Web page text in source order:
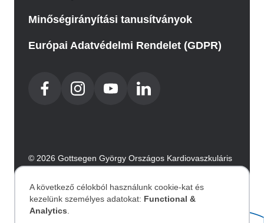
Minőségirányítási tanusítványok
Európai Adatvédelmi Rendelet (GDPR)
© 2026 Gottsegen György Országos Kardiovaszkuláris
Intézet. Minden jog fenntartva.
Személyes
A következő célokból használunk cookie-kat és
kezelünk személyes adatokat: Functional &
Analytics